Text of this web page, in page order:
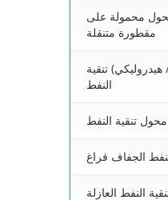
محمولة على
مقطورة متنقلة
هيدروليكي) تنقية
النفط
تنقية النفط
الجفاف فراغ
النفط العازلة